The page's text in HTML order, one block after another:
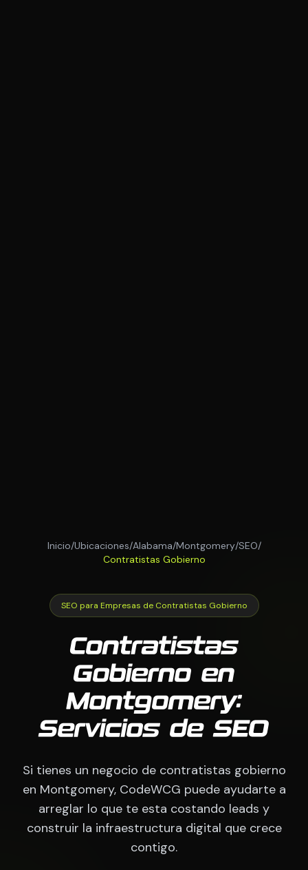
Inicio/Ubicaciones/Alabama/Montgomery/SEO/
Contratistas Gobierno
SEO para Empresas de Contratistas Gobierno
Contratistas
Gobierno en
Montgomery:
Servicios de SEO
Si tienes un negocio de contratistas gobierno
en Montgomery, CodeWCG puede ayudarte a
arreglar lo que te esta costando leads y
construir la infraestructura digital que crece
contigo.